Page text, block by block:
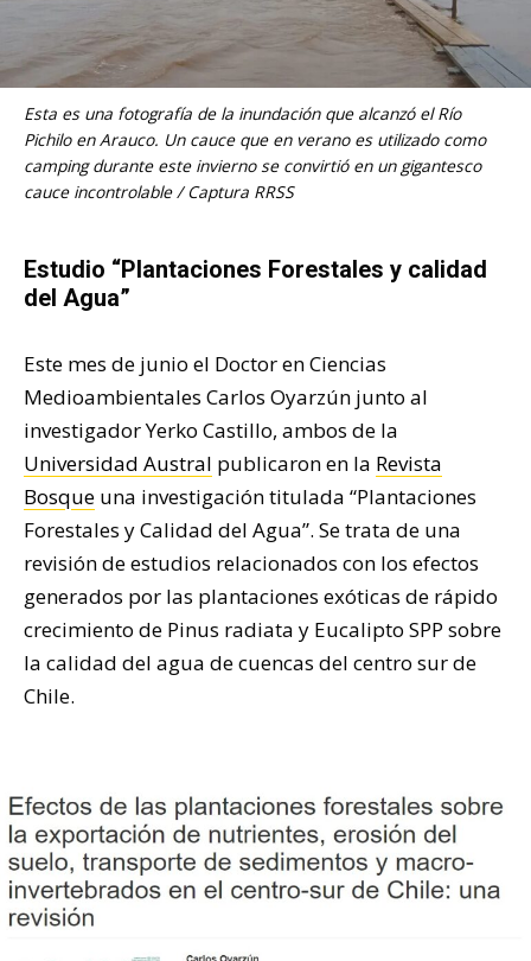
Esta es una fotografía de la inundación que alcanzó el Río
Pichilo en Arauco. Un cauce que en verano es utilizado como
camping durante este invierno se convirtió en un gigantesco
cauce incontrolable / Captura RRSS
Estudio “Plantaciones Forestales y calidad
del Agua”
Este mes de junio el Doctor en Ciencias
Medioambientales Carlos Oyarzún junto al
investigador Yerko Castillo, ambos de la
Universidad Austral publicaron en la Revista
Bosque una investigación titulada “Plantaciones
Forestales y Calidad del Agua”. Se trata de una
revisión de estudios relacionados con los efectos
generados por las plantaciones exóticas de rápido
crecimiento de Pinus radiata y Eucalipto SPP sobre
la calidad del agua de cuencas del centro sur de
Chile.